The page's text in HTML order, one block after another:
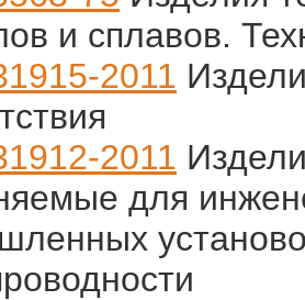
и сплавов.
2011
2011
для